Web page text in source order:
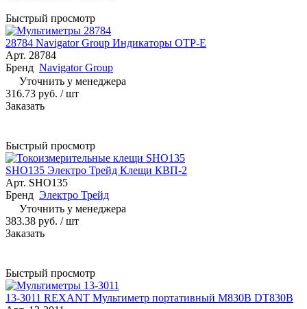
Быстрый просмотр
28784 Navigator Group Индикаторы OTP-E
Арт. 28784
Бренд Navigator Group
Уточнить у менеджера
316.73 руб. / шт
Заказать
Быстрый просмотр
SHO135 Электро Трейд Клещи КВП-2
Арт. SHO135
Бренд Электро Трейд
Уточнить у менеджера
383.38 руб. / шт
Заказать
Быстрый просмотр
13-3011 REXANT Мультиметр портативный M830B DT830B